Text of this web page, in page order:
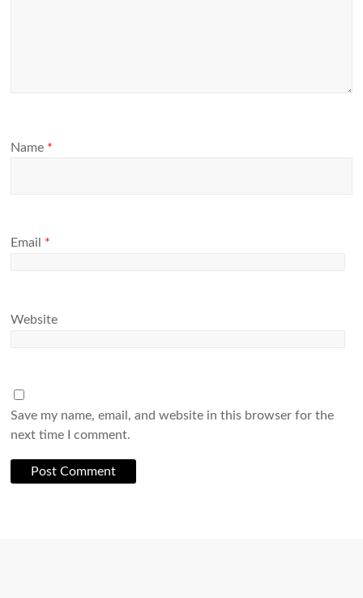
Name *
Email *
Website
Save my name, email, and website in this browser for the
next time I comment.